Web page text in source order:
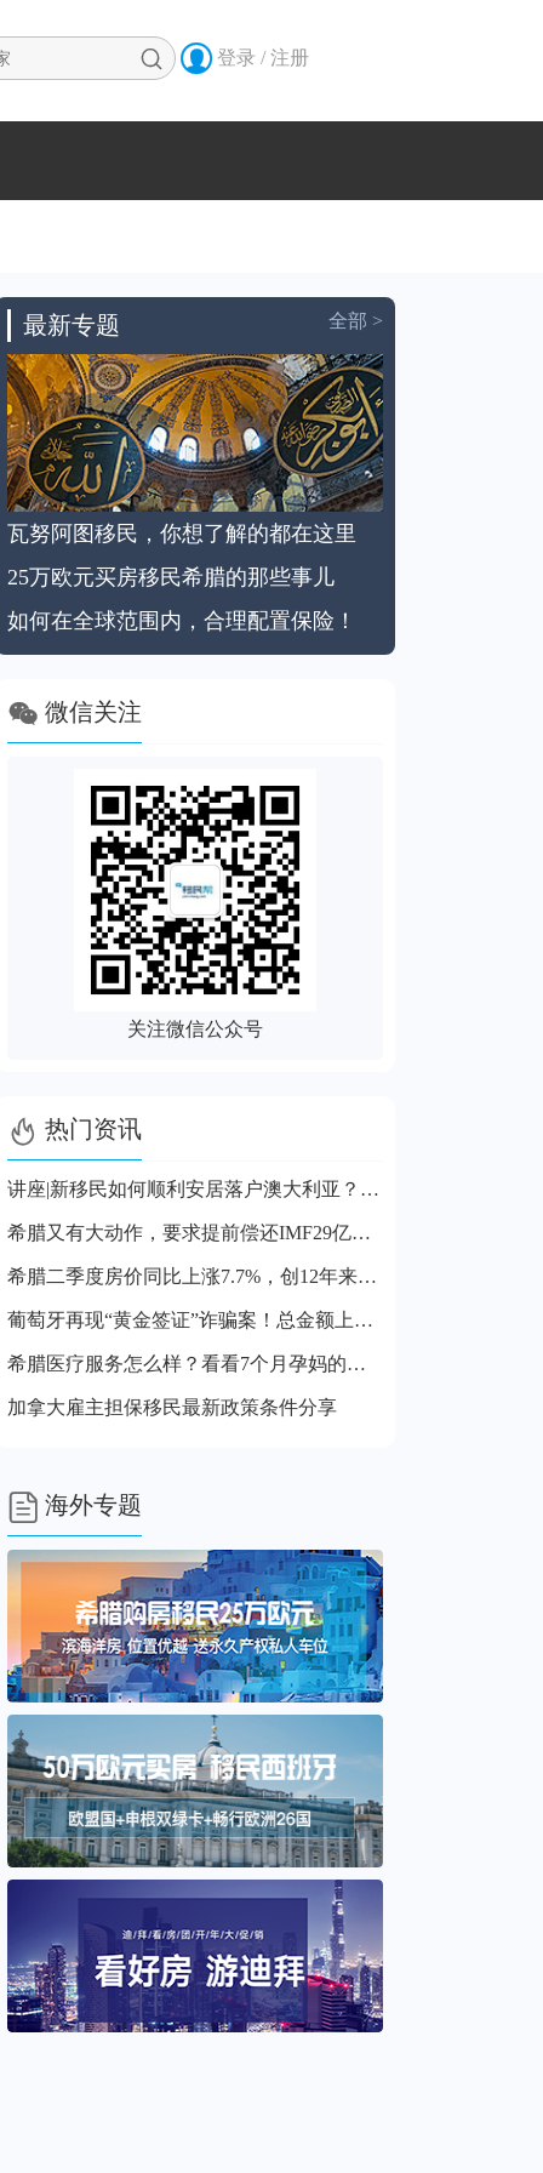
  登录 / 注册
最新专题 全部 >
瓦努阿图移民，你想了解的都在这里
25万欧元买房移民希腊的那些事儿
如何在全球范围内，合理配置保险！
 微信关注
关注微信公众号
 热门资讯
讲座|新移民如何顺利安居落户澳大利亚？步骤及注意事项解读
希腊又有大动作，要求提前偿还IMF29亿贷款，对投资者有啥影响?
希腊二季度房价同比上涨7.7%，创12年来最高纪录
葡萄牙再现“黄金签证”诈骗案！总金额上亿！
希腊医疗服务怎么样？看看7个月孕妈的就医体验就知道了
加拿大雇主担保移民最新政策条件分享
 海外专题